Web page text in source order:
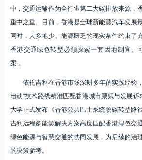
中，交通运输作为全行业第二大碳排放来源，
重中之重。目前，香港是全球新能源汽车发展
同时，人多地少、能源匮乏的现实条件约束了
香港交通绿色转型必须探索一套因地制宜、
案”。
依托吉利在香港市场深耕多年的实践经验
电动”技术路线精准匹配香港城市禀赋与发展
大学正式发布《香港公共巴士系统脱碳转型路
吉利远程多能源解决方案高度匹配香港绿色交
绿色能源与智慧交通的协同发展，为后续的治
的决策参考。